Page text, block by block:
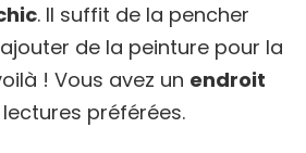
. Il suffit de la pencher
de la peinture pour la
! Vous avez un endroit
préférées.